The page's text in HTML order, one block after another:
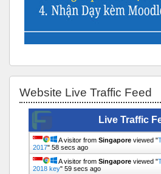
Website Live Traffic Feed
Live Traffic
A visitor from Singapore viewed "
2017" 58 secs ago
A visitor from Singapore viewed "
2018 key" 59 secs ago